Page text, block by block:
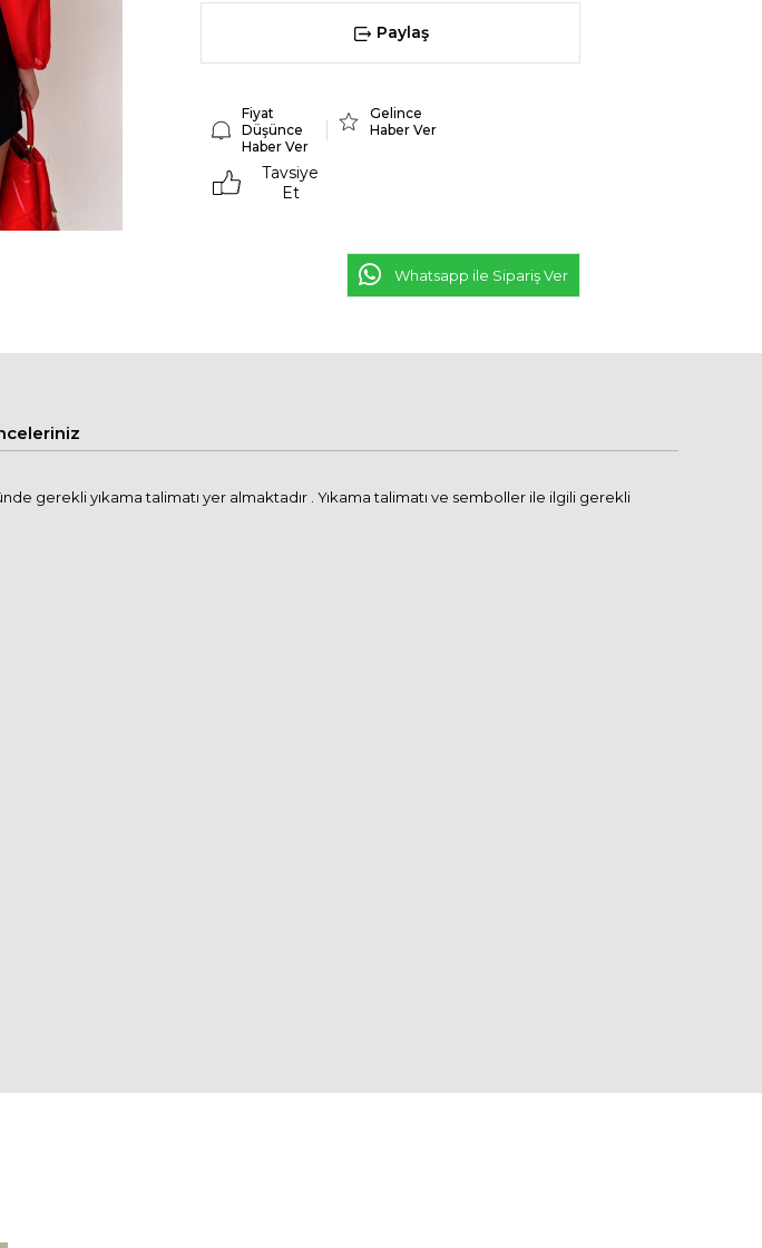
Paylaş
Fiyat
Düşünce
Haber Ver
Gelince
Haber Ver
Tavsiye
Et
Whatsapp ile Sipariş Ver
gerekli yıkama talimatı yer almaktadır . Yıkama talimatı ve semboller ile ilgili gerekli